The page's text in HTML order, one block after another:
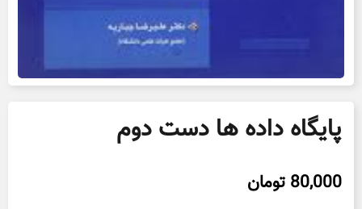
پایگاه داده ها دست دوم
80,000 تومان